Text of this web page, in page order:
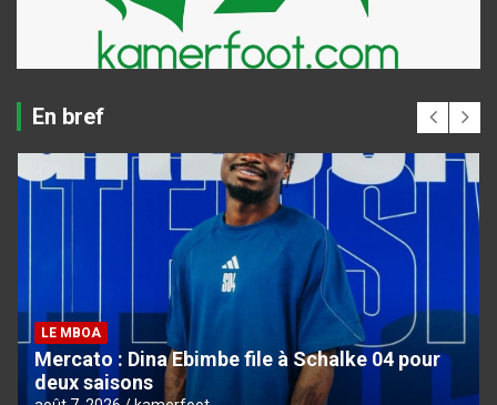
En bref
LE MBOA
Mercato : Dina Ebimbe file à Schalke 04 pour
deux saisons